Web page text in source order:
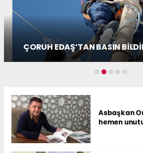
ÇORUH EDAŞ’TAN BASIN
Asbaşkan
hemen